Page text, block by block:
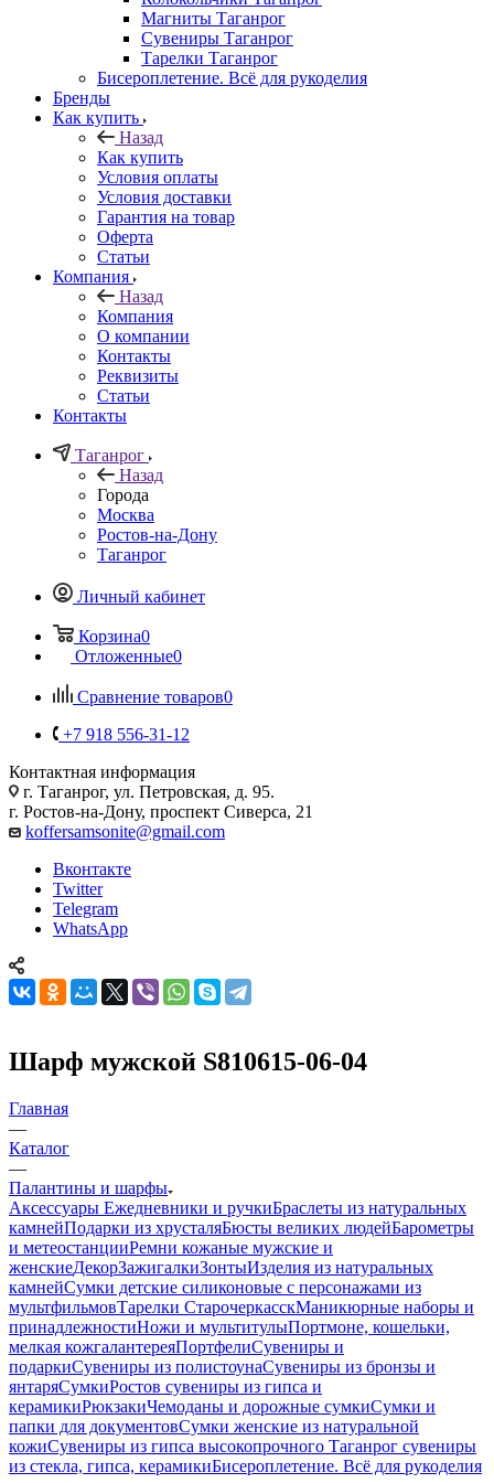
Магниты Таганрог
Сувениры Таганрог
Тарелки Таганрог
Бисероплетение. Всё для рукоделия
Бренды
Как купить
Назад
Как купить
Условия оплаты
Условия доставки
Гарантия на товар
Оферта
Статьи
Компания
Назад
Компания
О компании
Контакты
Реквизиты
Статьи
Контакты
Таганрог
Назад
Города
Москва
Ростов-на-Дону
Таганрог
Личный кабинет
Корзина0
Отложенные0
Сравнение товаров0
+7 918 556-31-12
Контактная информация
г. Таганрог, ул. Петровская, д. 95.
г. Ростов-на-Дону, проспект Сиверса, 21
koffersamsonite@gmail.com
Вконтакте
Twitter
Telegram
WhatsApp
Шарф мужской S810615-06-04
Главная
—
Каталог
—
Палантины и шарфы
Аксессуары Ежедневники и ручкиБраслеты из натуральных
камнейПодарки из хрусталяБюсты великих людейБарометры
и метеостанцииРемни кожаные мужские и
женскиеДекорЗажигалкиЗонтыИзделия из натуральных
камнейСумки детские силиконовые с персонажами из
мультфильмовТарелки СтарочеркасскМаникюрные наборы и
принадлежностиНожи и мультитулыПортмоне, кошельки,
мелкая кожгалантереяПортфелиСувениры и
подаркиСувениры из полистоунаСувениры из бронзы и
янтаряСумкиРостов сувениры из гипса и
керамикиРюкзакиЧемоданы и дорожные сумкиСумки и
папки для документовСумки женские из натуральной
кожиСувениры из гипса высокопрочного Таганрог сувениры
из стекла, гипса, керамикиБисероплетение. Всё для рукоделия